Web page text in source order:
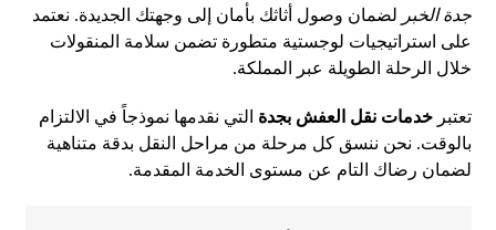
جدة الخبر لضمان وصول أثاثك بأمان إلى وجهتك الجديدة. نعتمد
على استراتيجيات لوجستية متطورة تضمن سلامة المنقولات
خلال الرحلة الطويلة عبر المملكة.
تعتبرخدمات نقل العفش بجدة التي نقدمها نموذجاً في الالتزام
بالوقت. نحن ننسق كل مرحلة من مراحل النقل بدقة متناهية
لضمان رضاك التام عن مستوى الخدمة المقدمة.